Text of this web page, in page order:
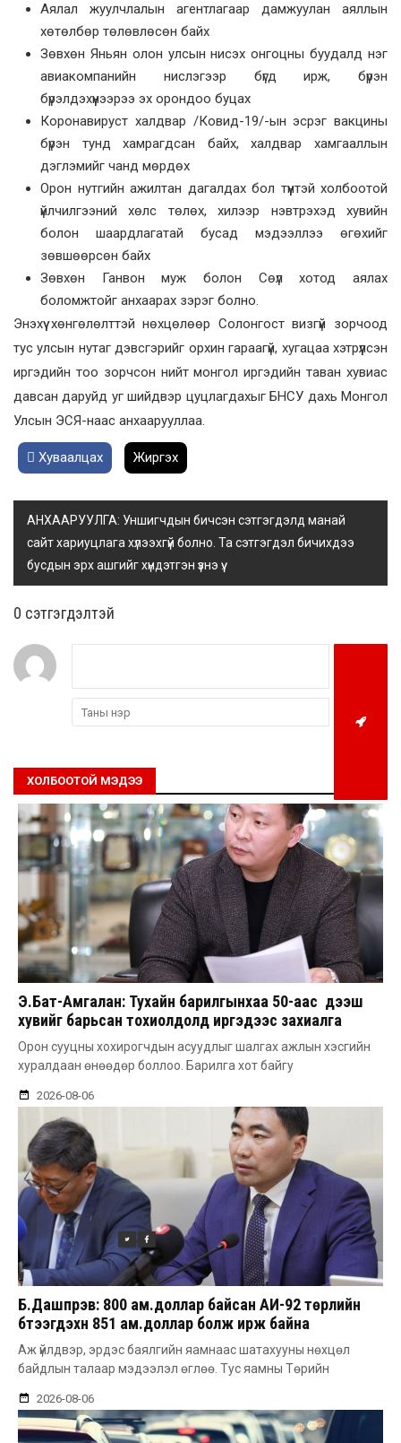
Аялал жуулчлалын агентлагаар дамжуулан аяллын
хөтөлбөр төлөвлөсөн байх
Зөвхөн Яньян олон улсын нисэх онгоцны буудалд нэг
авиакомпанийн нислэгээр бүгд ирж, бүрэн
бүрэлдэхүүнээрээ эх орондоо буцах
Коронавируст халдвар /Ковид-19/-ын эсрэг вакцины
бүрэн тунд хамрагдсан байх, халдвар хамгааллын
дэглэмийг чанд мөрдөх
Орон нутгийн ажилтан дагалдах бол түүнтэй холбоотой
үйлчилгээний хөлс төлөх, хилээр нэвтрэхэд хувийн
болон шаардлагатай бусад мэдээллээ өгөхийг
зөвшөөрсөн байх
Зөвхөн Ганвон муж болон Сөүл хотод аялах
боломжтойг анхаарах зэрэг болно.
Энэхүү хөнгөлөлттэй нөхцөлөөр Солонгост визгүй зорчоод
тус улсын нутаг дэвсгэрийг орхин гараагүй, хугацаа хэтрүүлсэн
иргэдийн тоо зорчсон нийт монгол иргэдийн таван хувиас
давсан даруйд уг шийдвэр цуцлагдахыг БНСУ дахь Монгол
Улсын ЭСЯ-наас анхаарууллаа.
Хуваалцах Жиргэх
АНХААРУУЛГА: Уншигчдын бичсэн сэтгэгдэлд манай
сайт хариуцлага хүлээхгүй болно. Та сэтгэгдэл бичихдээ
бусдын эрх ашгийг хүндэтгэн үзнэ үү.
0 cэтгэгдэлтэй
ХОЛБООТОЙ МЭДЭЭ
Э.Бат-Амгалан: Тухайн барилгынхаа 50-аас дээш
хувийг барьсан тохиолдолд иргэдээс захиалга
авдаг болгоно
Орон сууцны хохирогчдын асуудлыг шалгах ажлын хэсгийн
хуралдаан өнөөдөр боллоо. Барилга хот байгу
2026-08-06
Б.Дашпүрэв: 800 ам.доллар байсан АИ-92 төрлийн
бүтээгдэхүүн 851 ам.доллар болж ирж байна
Аж үйлдвэр, эрдэс баялгийн яамнаас шатахууны нөхцөл
байдлын талаар мэдээлэл өглөө. Тус яамны Төрийн
2026-08-06